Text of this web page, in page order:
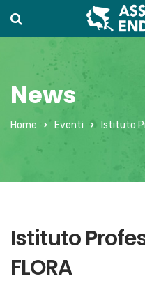
News
Home Eventi Istituto
Istituto
FLORA